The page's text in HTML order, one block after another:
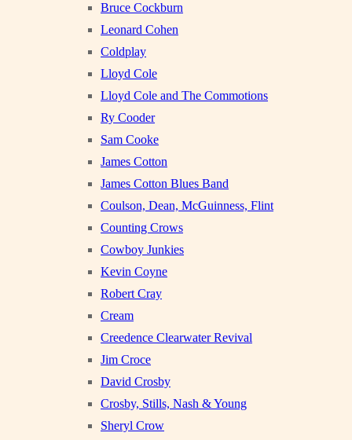
Bruce Cockburn
Leonard Cohen
Coldplay
Lloyd Cole
Lloyd Cole and The Commotions
Ry Cooder
Sam Cooke
James Cotton
James Cotton Blues Band
Coulson, Dean, McGuinness, Flint
Counting Crows
Cowboy Junkies
Kevin Coyne
Robert Cray
Cream
Creedence Clearwater Revival
Jim Croce
David Crosby
Crosby, Stills, Nash & Young
Sheryl Crow